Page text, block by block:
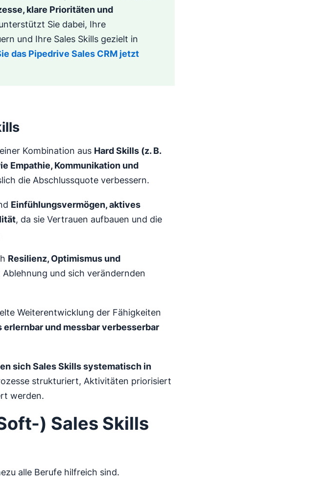
klare Prioritäten und
Sie dabei, Ihre
und Ihre Sales Skills gezielt in
das Pipedrive Sales CRM jetzt
Kombination aus Hard Skills (z. B.
Empathie, Kommunikation und
die Abschlussquote verbessern.
Einfühlungsvermögen, aktives
, da sie Vertrauen aufbauen und die
Resilienz, Optimismus und
Ablehnung und sich verändernden
Weiterentwicklung der Fähigkeiten
erlernbar und messbar verbesserbar
sich Sales Skills systematisch in
strukturiert, Aktivitäten priorisiert
werden.
) Sales Skills
alle Berufe hilfreich sind.